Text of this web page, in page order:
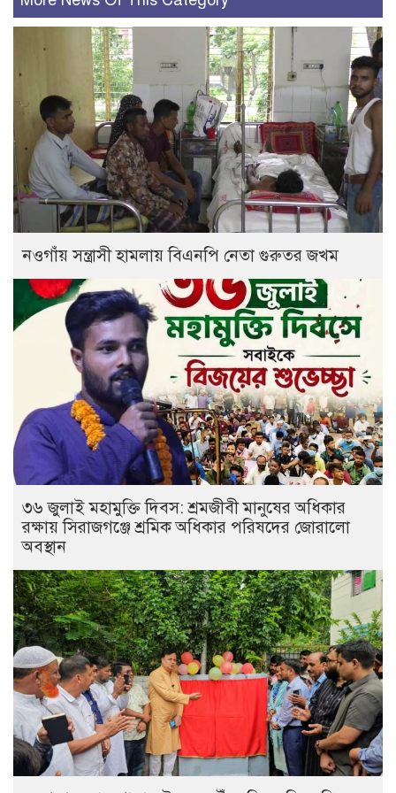
নওগাঁয় সন্ত্রাসী হামলায় বিএনপি নেতা গুরুতর জখম
৩৬ জুলাই মহামুক্তি দিবস: শ্রমজীবী মানুষের অধিকার
রক্ষায় সিরাজগঞ্জে শ্রমিক অধিকার পরিষদের জোরালো
অবস্থান